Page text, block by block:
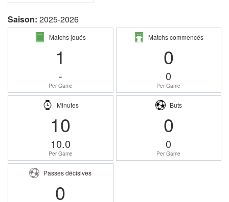
Saison: 2025-2026
Matchs joués
1
-
Per Game
Matchs commencés
0
0
Per Game
Minutes
10
10.0
Per Game
Buts
0
0
Per Game
Passes décisives
0